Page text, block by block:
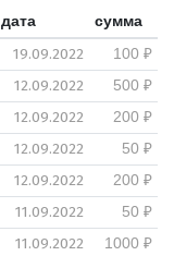
дата
сумма
19.09.2022
100 ₽
12.09.2022
500 ₽
12.09.2022
200 ₽
12.09.2022
50 ₽
12.09.2022
200 ₽
11.09.2022
50 ₽
11.09.2022
1000 ₽